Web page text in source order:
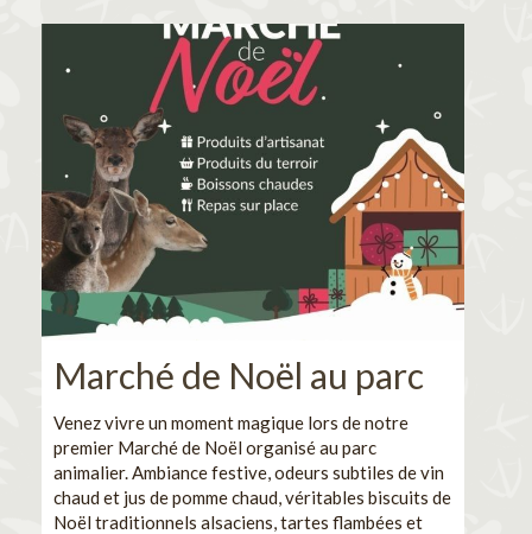
Marché de Noël au parc
Venez vivre un moment magique lors de notre
premier Marché de Noël organisé au parc
animalier. Ambiance festive, odeurs subtiles de vin
chaud et jus de pomme chaud, véritables biscuits de
Noël traditionnels alsaciens, tartes flambées et